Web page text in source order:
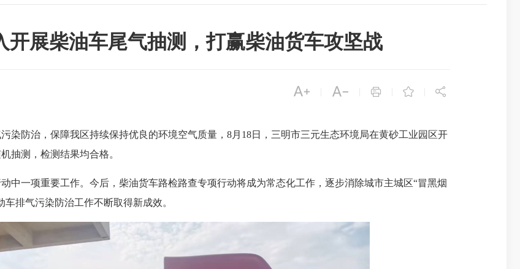
开展柴油车尾气抽测，打赢柴油货车攻坚战
    
防治，保障我区持续保持优良的环境空气质量，8月18日，三明市三元生态环境局在黄砂工业园区开
抽测，检测结果均合格。
一项重要工作。今后，柴油货车路检路查专项行动将成为常态化工作，逐步消除城市主城区“冒黑烟
排气污染防治工作不断取得新成效。